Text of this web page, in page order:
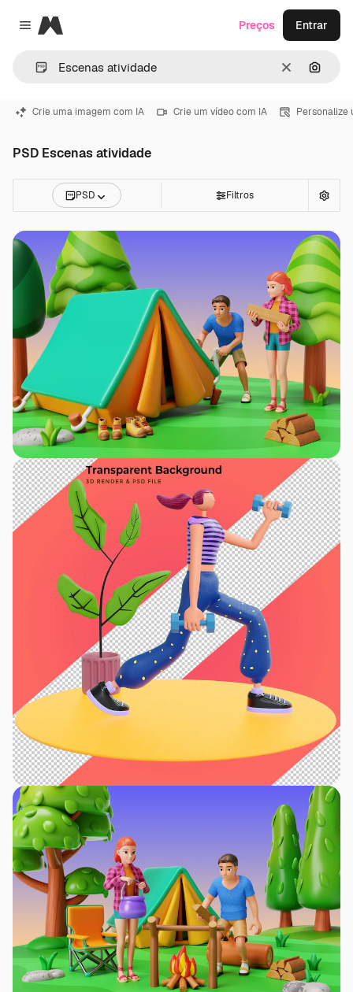
Close menu
Magnific
Limpar
Preços Entrar
Crie uma imagem com IA Crie um vídeo com IA Personalize
PSD Escenas atividade
PSD Filtros